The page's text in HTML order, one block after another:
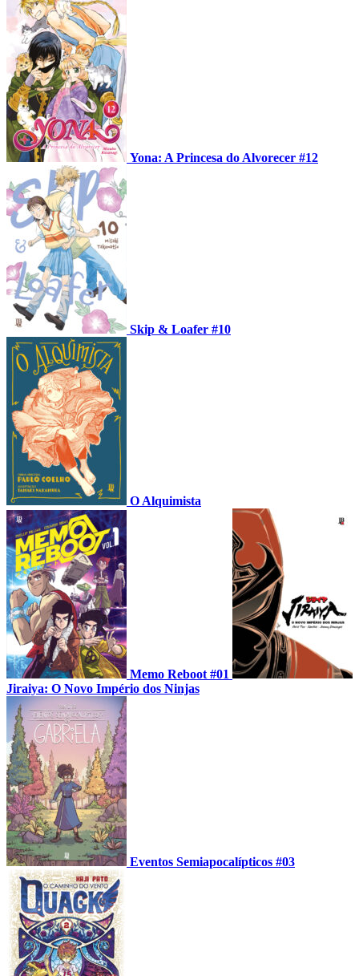
Yona: A Princesa do Alvorecer #12
Skip & Loafer #10
O Alquimista
Memo Reboot #01
Jiraiya: O Novo Império dos Ninjas
Eventos Semiapocalípticos #03